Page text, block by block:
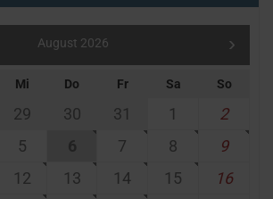
August 2026
Mi Do Fr Sa So
29 30 31 1
2
5 6 7 8
9
12 13 14 15
16